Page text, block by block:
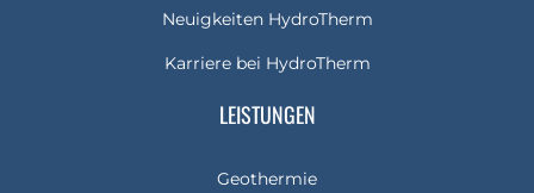
Neuigkeiten HydroTherm
Karriere bei HydroTherm
LEISTUNGEN
Geothermie